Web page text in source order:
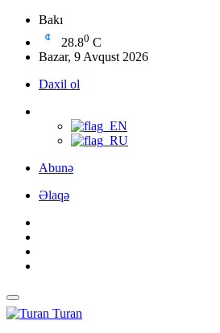
Bakı
28.80 C
Bazar, 9 Avqust 2026
Daxil ol
Abunə
Əlaqə
Turan